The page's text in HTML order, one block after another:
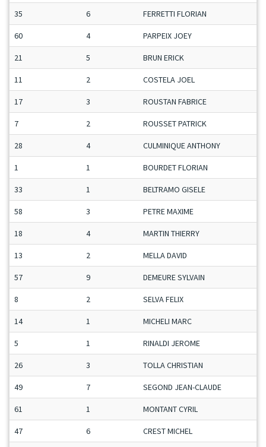
35 6 FERRETTI FLORIAN
60 4 PARPEIX JOEY
21 5 BRUN ERICK
11 2 COSTELA JOEL
17 3 ROUSTAN FABRICE
7 2 ROUSSET PATRICK
28 4 CULMINIQUE ANTHONY
1 1 BOURDET FLORIAN
33 1 BELTRAMO GISELE
58 3 PETRE MAXIME
18 4 MARTIN THIERRY
13 2 MELLA DAVID
57 9 DEMEURE SYLVAIN
8 2 SELVA FELIX
14 1 MICHELI MARC
5 1 RINALDI JEROME
26 3 TOLLA CHRISTIAN
49 7 SEGOND JEAN-CLAUDE
61 1 MONTANT CYRIL
47 6 CREST MICHEL